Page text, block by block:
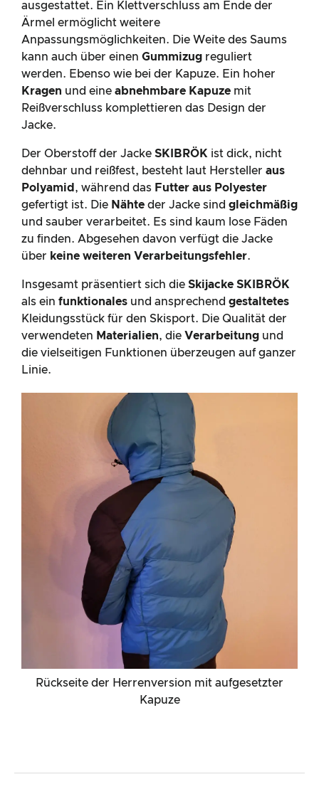
Rückseite der Herrenversion mit aufgesetzter
Kapuze
ausgestattet. Ein Klettverschluss am Ende der
Ärmel ermöglicht weitere
Anpassungsmöglichkeiten. Die Weite des Saums
kann auch über einen Gummizug reguliert
werden. Ebenso wie bei der Kapuze. Ein hoher
Kragen und eine abnehmbare Kapuze mit
Reißverschluss komplettieren das Design der
Jacke.
Der Oberstoff der Jacke SKIBRÖK ist dick, nicht
dehnbar und reißfest, besteht laut Hersteller aus
Polyamid , während das Futter aus Polyester
gefertigt ist. Die Nähte der Jacke sind gleichmäßig
und sauber verarbeitet. Es sind kaum lose Fäden
zu finden. Abgesehen davon verfügt die Jacke
über keine weiteren Verarbeitungsfehler.
Insgesamt präsentiert sich die Skijacke SKIBRÖK
als ein funktionales und ansprechend gestaltetes
Kleidungsstück für den Skisport. Die Qualität der
verwendeten Materialien, die Verarbeitung und
die vielseitigen Funktionen überzeugen auf ganzer
Linie.